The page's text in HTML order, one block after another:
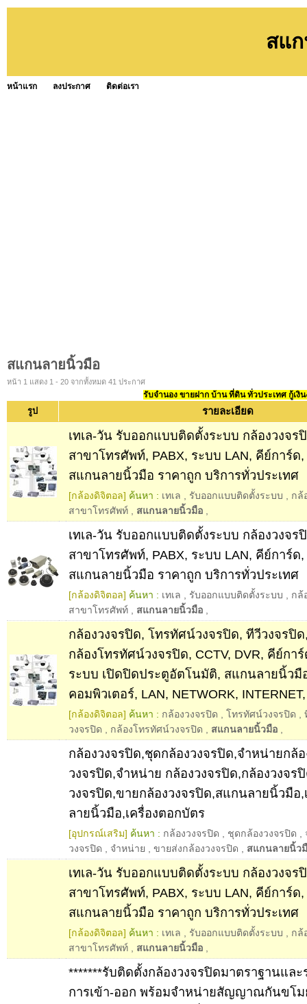
สแ
หน้าแรก ลงประกาศ ติดต่อเรา
สแกนลายนิ้วมือ
หน้า 1 แสดง 1 - 20 จากทั้งหมด 41 ประกาศ
รับจำนอง ขายฝาก บ้าน ที่ดิน ทั่วประเทศ กู้เงิ
รูป รายละเอียด
เทเล-วัน รับออกแบบติดตั้งระบบ กล้องวงจร
สาขาโทรศัพท์, PABX, ระบบ LAN, คีย์การ์ด,
สแกนลายนิ้วมือ ราคาถูก บริการทั่วประเทศ
[กล้องดิจิตอล] ค้นหา : เทเล รับออกแบบติดตั้งระบบ
กล้
สาขาโทรศัพท์
สแกนลายนิ้วมือ
เทเล-วัน รับออกแบบติดตั้งระบบ กล้องวงจร
สาขาโทรศัพท์, PABX, ระบบ LAN, คีย์การ์ด,
สแกนลายนิ้วมือ ราคาถูก บริการทั่วประเทศ
[กล้องดิจิตอล] ค้นหา : เทเล รับออกแบบติดตั้งระบบ
กล้
สาขาโทรศัพท์
สแกนลายนิ้วมือ
กล้องวงจรปิด, โทรทัศน์วงจรปิด, ทีวีวงจรปิ
กล้องโทรทัศน์วงจรปิด, CCTV, DVR, คีย์การ์
ระบบ เปิดปิดประตูอัตโนมัติ, สแกนลายนิ้วมื
คอมพิวเตอร์, LAN, NETWORK,
[กล้องดิจิตอล] ค้นหา : กล้องวงจรปิด โทรทัศน์วงจรปิด
วงจรปิด
กล้องโทรทัศน์วงจรปิด สแกนลายนิ้วมือ
กล้องวงจรปิด,ชุดกล้องวงจรปิด,จำหน่ายกล้อ
วงจรปิด,จำหน่าย กล้องวงจรปิด,กล้องวงจร
วงจรปิด,ขายกล้องวงจรปิด,สแกนลายนิ้วมือ,
ลายนิ้วมือ,เครื่องตอกบัตร
[อุปกรณ์เสริม] ค้นหา : กล้องวงจรปิด ชุดกล้องวงจรปิด
วงจรปิด
จำหน่าย ขายส่งกล้องวงจรปิด สแกนลายนิ้ว
เทเล-วัน รับออกแบบติดตั้งระบบ กล้องวงจร
สาขาโทรศัพท์, PABX, ระบบ LAN, คีย์การ์ด,
สแกนลายนิ้วมือ ราคาถูก บริการทั่วประเทศ
[กล้องดิจิตอล] ค้นหา : เทเล รับออกแบบติดตั้งระบบ
กล้
สาขาโทรศัพท์
สแกนลายนิ้วมือ
*******รับติดตั้งกล้องวงจรปิดมาตราฐานแล
การเข้า-ออก พร้อมจำหน่ายสัญญาณกันขโม